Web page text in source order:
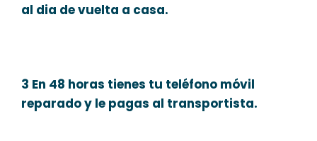
al dia de vuelta a casa.
3 En 48 horas tienes tu teléfono móvil
reparado y le pagas al transportista.